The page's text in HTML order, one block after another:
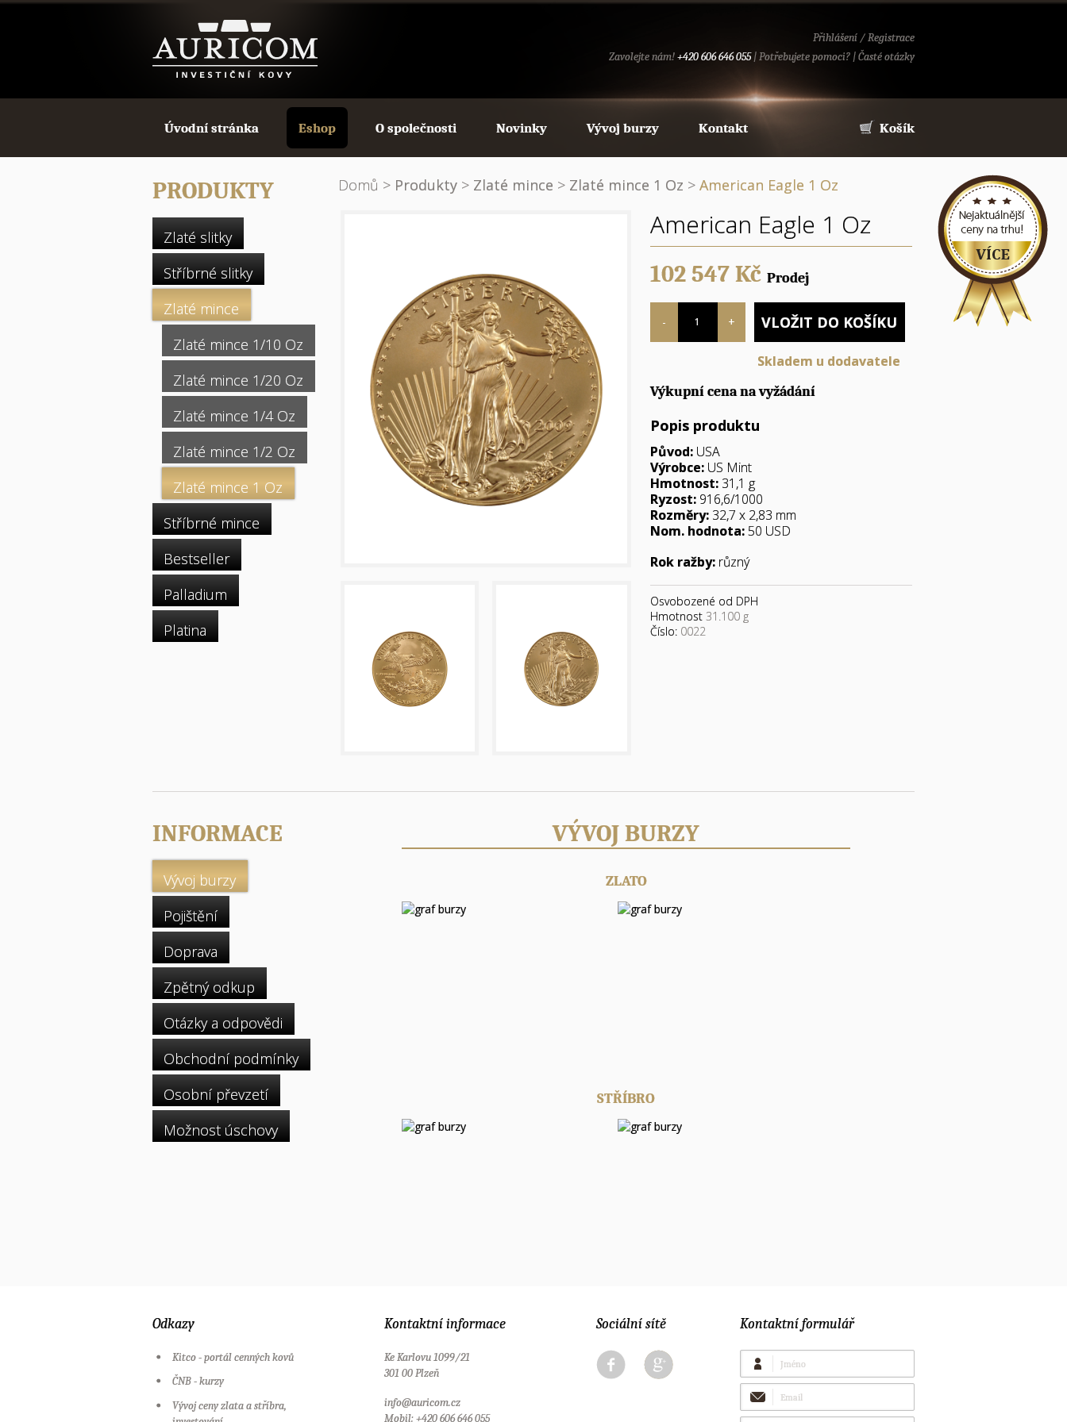
Přihlášení /Registrace
Zavolejte nám!+420 606 646 055|Potřebujete pomoci? |Časté otázky
Úvodní stránka Eshop O společnosti Novinky Vývoj burzy Kontakt Košík
PRODUKTY
Zlaté slitky
Stříbrné slitky
Zlaté mince
Zlaté mince 1/10 Oz
Zlaté mince 1/20 Oz
Zlaté mince 1/4 Oz
Zlaté mince 1/2 Oz
Zlaté mince 1 Oz
Stříbrné mince
Bestseller
Palladium
Platina
Domů > Produkty > Zlaté mince > Zlaté mince 1 Oz > American Eagle 1 Oz
American Eagle 1 Oz
102 547Kč Prodej
+
- VLOŽIT DO KOŠÍKU
Skladem u dodavatele
Výkupní cena na vyžádání
Popis produktu
Původ:USA
Výrobce: US Mint
Hmotnost:31,1 g
Ryzost:916,6/1000
Rozměry: 32,7 x 2,83 mm
Nom. hodnota:50 USD
Rok ražby:různý
Osvobozené od DPH
Hmotnost 31.100 g
Číslo: 0022
INFORMACE
Vývoj burzy
Pojištění
Doprava
Zpětný odkup
Otázky a odpovědi
Obchodní podmínky
Osobní převzetí
Možnost úschovy
VÝVOJ BURZY
ZLATO
STŘÍBRO
Odkazy
Kitco - portál cenných kovů
ČNB - kurzy
Vývoj ceny zlata a stříbra,
Kontaktní informace
Ke Karlovu 1099/21
301 00 Plzeň
info@auricom.cz
Mobil: +420 606 646 055
Sociální sítě Kontaktní formulář
Jméno
Email